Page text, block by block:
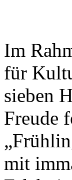
Im
für
sieben
Freude
mit